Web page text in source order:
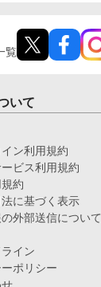
覧
いて
ン利用規約
ビス利用規約
約
に基づく表示
外部送信について
イン
ポリシー